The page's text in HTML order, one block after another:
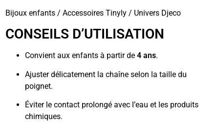
Bijoux enfants / Accessoires Tinyly / Univers Djeco
CONSEILS D’UTILISATION
Convient aux enfants à partir de4 ans.
Ajuster délicatement la chaîne selon la taille du
poignet.
Éviter le contact prolongé avec l’eau et les produits
chimiques.